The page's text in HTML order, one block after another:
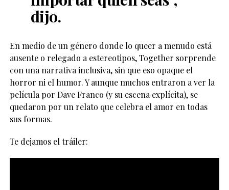
dijo.
En medio de un género donde lo queer a menudo está
ausente o relegado a estereotipos, Together sorprende
con una narrativa inclusiva, sin que eso opaque el
horror ni el humor. Y aunque muchos entraron a ver la
película por Dave Franco (y su escena explícita), se
quedaron por un relato que celebra el amor en todas
sus formas.
Te dejamos el tráiler: